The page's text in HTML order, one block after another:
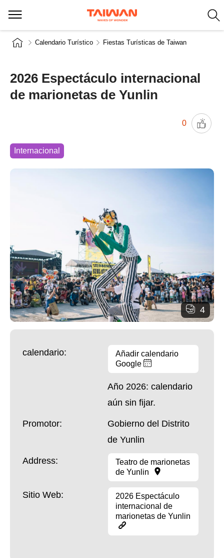
Calendario Turístico Fiestas Turísticas de Taiwan
2026 Espectáculo internacional
de marionetas de Yunlin
0
Internacional
4
calendario:
Añadir calendario
Google
Año 2026: calendario
aún sin fijar.
Promotor:
Gobierno del Distrito
de Yunlin
Address:
Teatro de marionetas
de Yunlin
Sitio Web:
2026 Espectáculo
internacional de
marionetas de Yunlin